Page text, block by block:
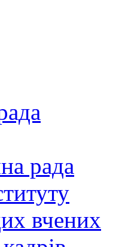
рада
вчених